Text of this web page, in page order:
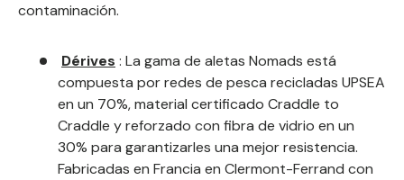
contaminación.
Dérives : La gama de aletas Nomads está
compuesta por redes de pesca recicladas UPSEA
en un 70%, material certificado Craddle to
Craddle y reforzado con fibra de vidrio en un
30% para garantizarles una mejor resistencia.
Fabricadas en Francia en Clermont-Ferrand con